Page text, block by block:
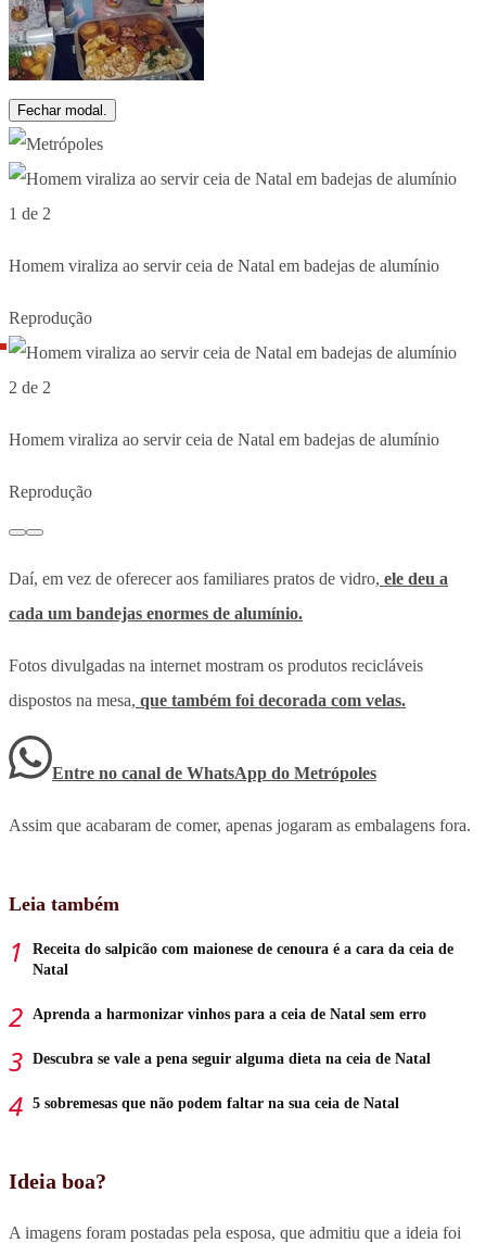
Fechar modal.
1 de 2
Homem viraliza ao servir ceia de Natal em badejas de alumínio
Reprodução
2 de 2
Homem viraliza ao servir ceia de Natal em badejas de alumínio
Reprodução
Daí, em vez de oferecer aos familiares pratos de vidro, ele deu a
cada um bandejas enormes de alumínio.
Fotos divulgadas na internet mostram os produtos recicláveis
dispostos na mesa, que também foi decorada com velas.
Entre no canal de WhatsApp do Metrópoles
Assim que acabaram de comer, apenas jogaram as embalagens fora.
Leia também
Receita do salpicão com maionese de cenoura é a cara da ceia de
Natal
Aprenda a harmonizar vinhos para a ceia de Natal sem erro
Descubra se vale a pena seguir alguma dieta na ceia de Natal
5 sobremesas que não podem faltar na sua ceia de Natal
Ideia boa?
A imagens foram postadas pela esposa, que admitiu que a ideia foi